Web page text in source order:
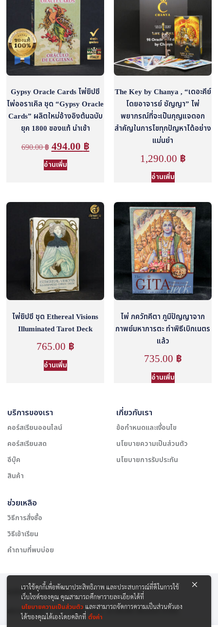
Gypsy Oracle Cards ไพ่ยิปซี
ไพ่ออราเคิล ชุด “Gypsy Oracle
Cards” ผลิตใหม่อ้างอิงต้นฉบับ
ยุค 1800 ของแท้ นำเข้า
690.00฿ 494.00 ฿
อ่านเพิ่ม
The Key by Chanya , “เดอะคีย์
โดยอาจารย์ ชัญญา” ไพ่
พยากรณ์ที่จะเป็นกุญแจดอก
สำคัญในการไขทุกปัญหาได้อย่าง
แม่นยำ
1,290.00 ฿
อ่านเพิ่ม
ไพ่ยิปซี ชุด Ethereal Visions
Illuminated Tarot Deck
765.00 ฿
อ่านเพิ่ม
ไพ่ ภควัทคีตา ภูมิปัญญาจาก
กาพย์มหาภารตะ ทำพิธีเบิกเนตร
แล้ว
735.00 ฿
อ่านเพิ่ม
บริการของเรา
คอร์สเรียนออนไลน์
คอร์สเรียนสด
อีบุ๊ค
สินค้า
เกี่ยวกับเรา
ข้อกำหนดและเงื่อนไข
นโยบายความเป็นส่วนตัว
นโยบายการรับประกัน
ช่วยเหลือ
วิธีการสั่งซื้อ
วิธีเข้าเรียน
คำถามที่พบบ่อย
สงวนลิขสิทธิ์ © 2565 บริษัท สยาม เคาเซิลลิ่ง เซ็นเตอร์ จำกัด
รองรับการชำระเงิน:
เราใช้คุกกี้เพื่อพัฒนาประสิทธิภาพ และประสบการณ์ที่ดีในการใช้
เว็บไซต์ของคุณ คุณสามารถศึกษารายละเอียดได้ที่
นโยบายความเป็นส่วนตัว และสามารถจัดการความเป็นส่วนตัวเอง
ได้ของคุณได้เองโดยคลิกที่ ตั้งค่า